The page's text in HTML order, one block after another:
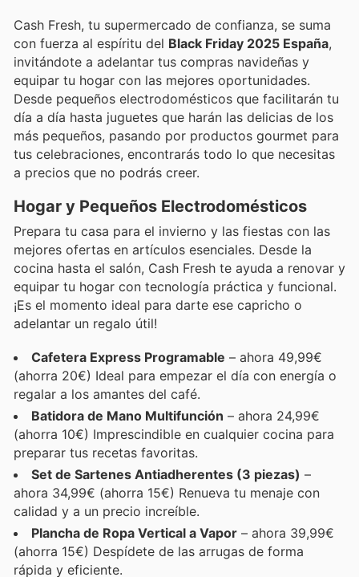
Cash Fresh, tu supermercado de confianza, se suma
con fuerza al espíritu del Black Friday 2025 España,
invitándote a adelantar tus compras navideñas y
equipar tu hogar con las mejores oportunidades.
Desde pequeños electrodomésticos que facilitarán tu
día a día hasta juguetes que harán las delicias de los
más pequeños, pasando por productos gourmet para
tus celebraciones, encontrarás todo lo que necesitas
a precios que no podrás creer.
Hogar y Pequeños Electrodomésticos
Prepara tu casa para el invierno y las fiestas con las
mejores ofertas en artículos esenciales. Desde la
cocina hasta el salón, Cash Fresh te ayuda a renovar y
equipar tu hogar con tecnología práctica y funcional.
¡Es el momento ideal para darte ese capricho o
adelantar un regalo útil!
Cafetera Express Programable – ahora 49,99€
(ahorra 20€) Ideal para empezar el día con energía o
regalar a los amantes del café.
Batidora de Mano Multifunción – ahora 24,99€
(ahorra 10€) Imprescindible en cualquier cocina para
preparar tus recetas favoritas.
Set de Sartenes Antiadherentes (3 piezas) –
ahora 34,99€ (ahorra 15€) Renueva tu menaje con
calidad y a un precio increíble.
Plancha de Ropa Vertical a Vapor – ahora 39,99€
(ahorra 15€) Despídete de las arrugas de forma
rápida y eficiente.